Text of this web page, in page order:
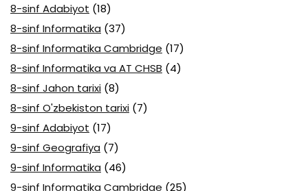
8-sinf Adabiyot (18)
8-sinf Informatika (37)
8-sinf Informatika Cambridge (17)
8-sinf Informatika va AT CHSB (4)
8-sinf Jahon tarixi (8)
8-sinf O'zbekiston tarixi (7)
9-sinf Adabiyot (17)
9-sinf Geografiya (7)
9-sinf Informatika (46)
9-sinf Informatika Cambridge (25)